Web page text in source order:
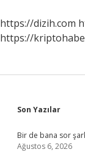
https://dizih.com
https://
Son Yazılar
Bir de bana sor
Ağustos 6, 2026